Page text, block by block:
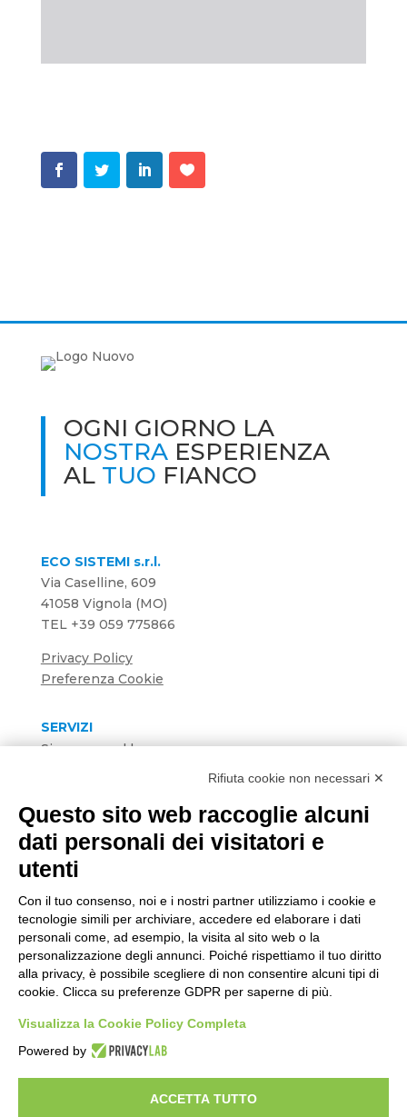
OGNI GIORNO LA
NOSTRAESPERIENZA
AL TUO FIANCO
ECO SISTEMI s.r.l.
Via Caselline, 609
41058 Vignola (MO)
TEL +39 059 775866
Privacy Policy
Preferenza Cookie
SERVIZI
Sicurezza sul lavoro
Sistemi di gestione
Ambiente
HACCP
FOLLOW US
CONTACT US
SCRIVICI
Developed byGruppo Alchimie| P.IVA e CF
02803710363 | REA MO02803710363 | Capitale
Rifiuta cookie non necessari ✕
Questo sito web raccoglie alcuni
dati personali dei visitatori e
utenti
Con il tuo consenso, noi e i nostri partner utilizziamo i cookie e
tecnologie simili per archiviare, accedere ed elaborare i dati
personali come, ad esempio, la visita al sito web o la
personalizzazione degli annunci. Poiché rispettiamo il tuo diritto
alla privacy, è possibile scegliere di non consentire alcuni tipi di
cookie. Clicca su preferenze GDPR per saperne di più.
Visualizza la Cookie Policy Completa
Powered by
ACCETTA TUTTO